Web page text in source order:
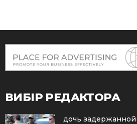
ВИБІР РЕДАКТОРА
дочь